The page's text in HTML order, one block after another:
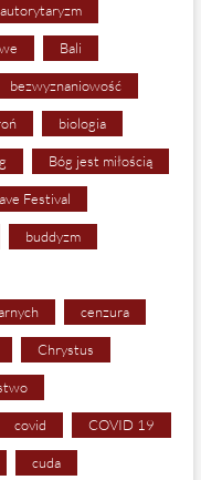
autorytaryzm
Bali
bezwyznaniowość
biologia
Bóg jest miłością
Festival
buddyzm
cenzura
Chrystus
covid COVID 19
cuda